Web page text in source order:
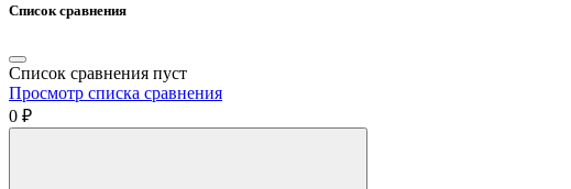
Список сравнения
Список сравнения пуст
Просмотр списка сравнения
0 ₽